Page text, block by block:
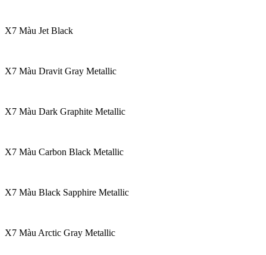
X7 Màu Jet Black
X7 Màu Dravit Gray Metallic
X7 Màu Dark Graphite Metallic
X7 Màu Carbon Black Metallic
X7 Màu Black Sapphire Metallic
X7 Màu Arctic Gray Metallic